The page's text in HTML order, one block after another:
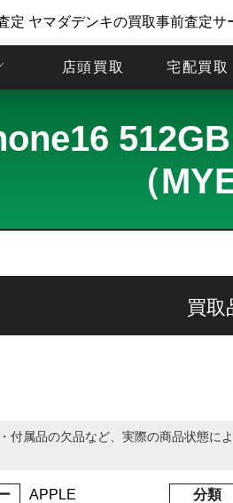
定 ヤマダデンキの買取事前査定サ
店頭買取 宅配買取
（
買取
付属品の欠品など、実際の商品状態に
APPLE 分類